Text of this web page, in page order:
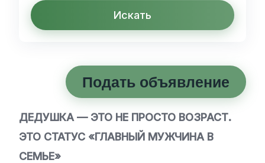
Искать
Подать объявление
ДЕДУШКА — ЭТО НЕ ПРОСТО ВОЗРАСТ.
ЭТО СТАТУС «ГЛАВНЫЙ МУЖЧИНА В
СЕМЬЕ»